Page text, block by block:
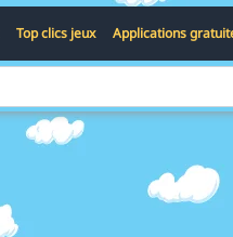
Top clics jeux Applications